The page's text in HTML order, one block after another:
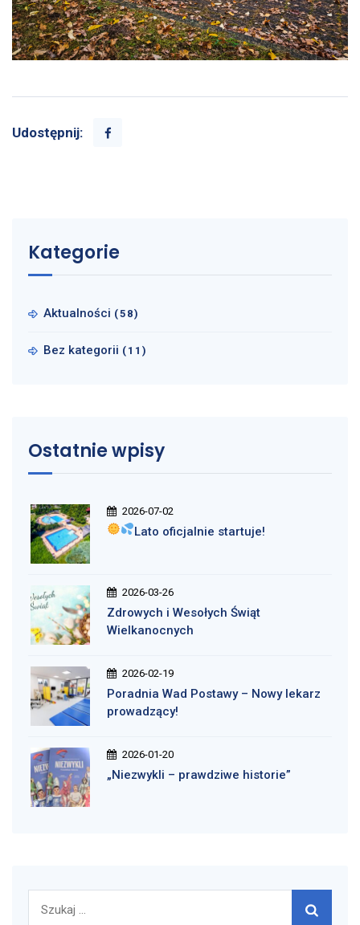
Udostępnij:
Kategorie
Aktualności (58)
Bez kategorii (11)
Ostatnie wpisy
2026-07-02
Lato oficjalnie startuje!
2026-03-26
Zdrowych i Wesołych Świąt
Wielkanocnych
2026-02-19
Poradnia Wad Postawy – Nowy lekarz
prowadzący!
2026-01-20
„Niezwykli – prawdziwe historie”